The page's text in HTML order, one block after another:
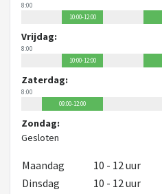
8:00
10:00-12:00
Vrijdag:
8:00
10:00-12:00
Zaterdag:
8:00
09:00-12:00
Zondag:
Gesloten
Maandag 10 - 12 uur
Dinsdag
10 - 12 uur